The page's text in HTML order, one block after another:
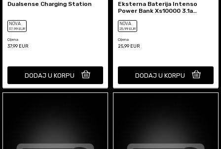
Dualsense Charging Station
NOVA
37,99 EUR
Cijena
37,99 EUR
DODAJ U KORPU
Eksterna Baterija Intenso
Power Bank Xs10000 3.1a
NOVA
25,99 EUR
Cijena
25,99 EUR
DODAJ U KORPU